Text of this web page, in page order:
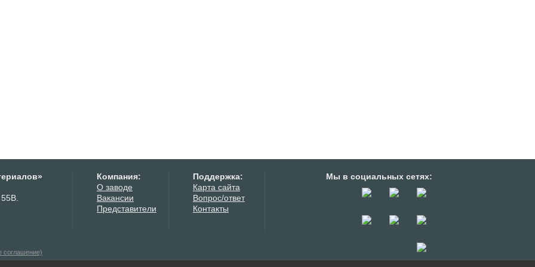
соглашение)
Компания:
О заводе
Вакансии
Представители
Поддержка:
Карта сайта
Вопрос/ответ
Контакты
Мы в социальных сетях: